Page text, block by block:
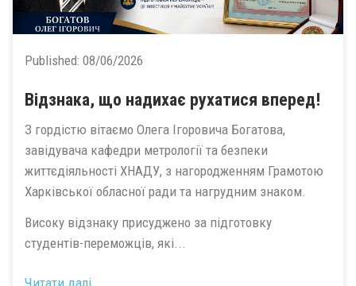
Published: 08/06/2026
Відзнака, що надихає рухатися вперед!
З гордістю вітаємо Олега Ігоровича Богатова,
завідувача кафедри метрології та безпеки
життєдіяльності ХНАДУ, з нагородженням Грамотою
Харківської обласної ради та нагрудним знаком.
Високу відзнаку присуджено за підготовку
студентів-переможців, які...
Читати далі